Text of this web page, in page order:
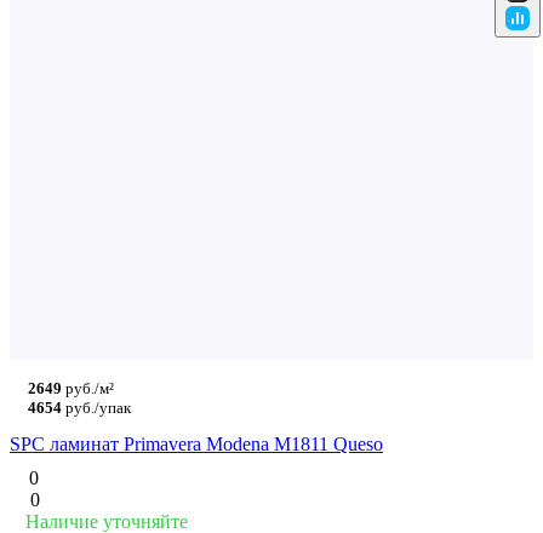
2649 руб./м²
4654 руб./упак
SPC ламинат Primavera Modena M1811 Queso
0
0
Наличие уточняйте